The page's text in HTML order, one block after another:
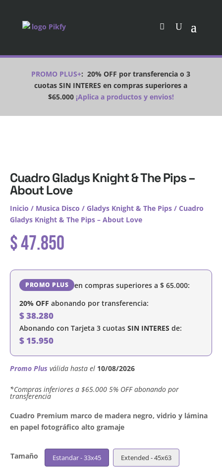
PROMO PLUS+:20% OFF por transferencia o 3
cuotas SIN INTERES en compras superiores a
$65.000¡Aplica a productos y envios!
Cuadro Gladys Knight & The Pips –
About Love
Inicio / Musica Disco / Gladys Knight & The Pips / Cuadro
Gladys Knight & The Pips – About Love
$47.850
PROMO PLUS en compras superiores a $ 65.000:
20% OFF abonando por transferencia:
$38.280
Abonando con Tarjeta 3 cuotas SIN INTERES de:
$ 15.950
Promo Plus válida hasta el 10/08/2026
´*Compras inferiores a $65.000 5% OFF abonando por
transferencia
Cuadro Premium marco de madera negro, vidrio y lámina
en papel fotográfico alto gramaje
Tamaño Estandar - 33x45 Extended - 45x63